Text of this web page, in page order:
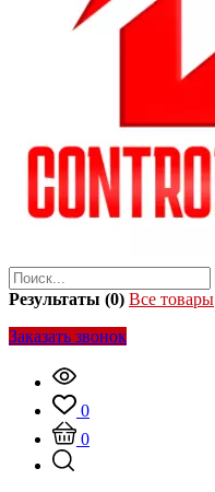
Результаты (0) Все товары
Заказать звонок
0
0